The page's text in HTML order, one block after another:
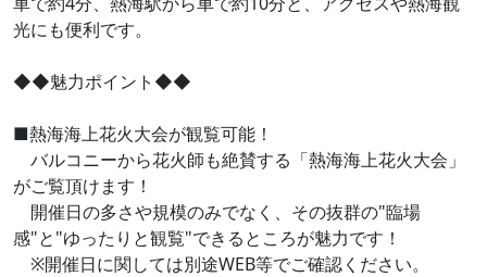
光にも便利です。
◆◆魅力ポイント◆◆
■熱海海上花火大会が観覧可能！
バルコニーから花火師も絶賛する「熱海海上花火大会」
がご覧頂けます！
開催日の多さや規模のみでなく、その抜群の"臨場
感"と"ゆったりと観覧"できるところが魅力です！
※開催日に関しては別途WEB等でご確認ください。